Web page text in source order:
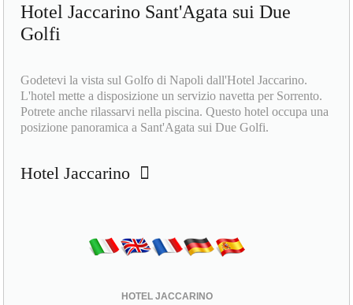
Hotel Jaccarino Sant'Agata sui Due
Golfi
Godetevi la vista sul Golfo di Napoli dall'Hotel Jaccarino.
L'hotel mette a disposizione un servizio navetta per Sorrento.
Potrete anche rilassarvi nella piscina. Questo hotel occupa una
posizione panoramica a Sant'Agata sui Due Golfi.
Hotel Jaccarino
HOTEL JACCARINO